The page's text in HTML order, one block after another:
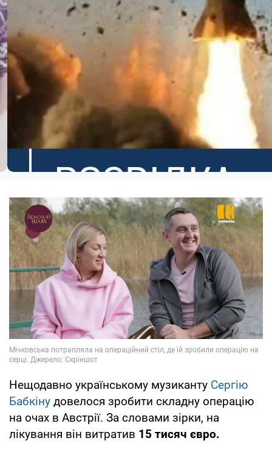
Нещодавно українському музиканту Сергію
Бабкіну довелося зробити складну операцію
на очах в Австрії. За словами зірки, на
лікування він витратив 15 тисяч євро.